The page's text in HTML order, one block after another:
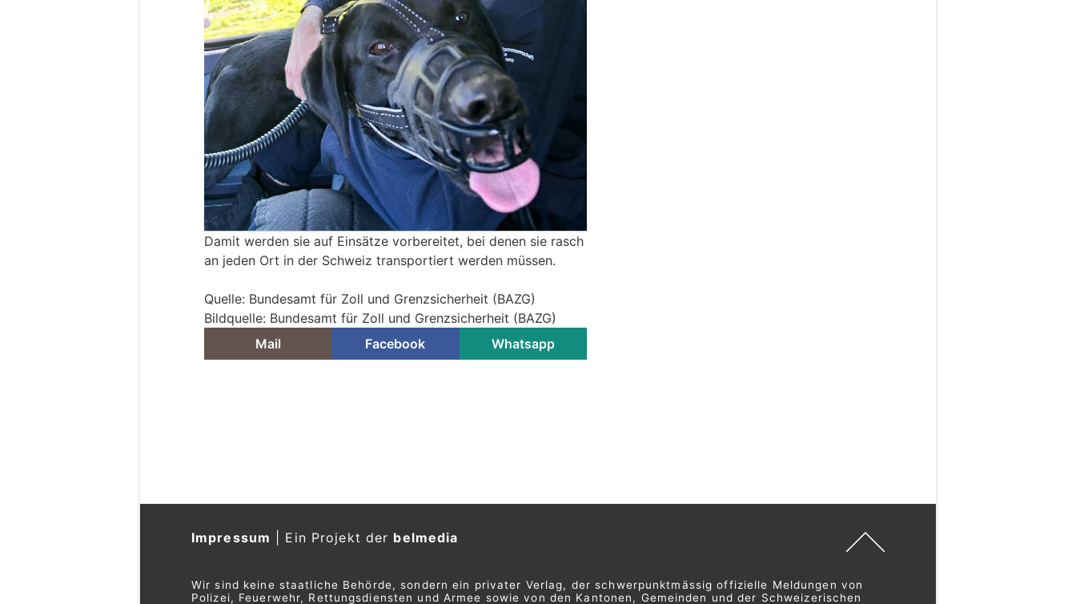
Damit werden sie auf Einsätze vorbereitet, bei denen sie rasch
an jeden Ort in der Schweiz transportiert werden müssen.
Quelle: Bundesamt für Zoll und Grenzsicherheit (BAZG)
Bildquelle: Bundesamt für Zoll und Grenzsicherheit (BAZG)
Mail
Facebook Whatsapp